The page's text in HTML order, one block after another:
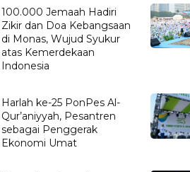
100.000 Jemaah Hadiri
Zikir dan Doa Kebangsaan
di Monas, Wujud Syukur
atas Kemerdekaan
Indonesia
Harlah ke-25 PonPes Al-
Qur’aniyyah, Pesantren
sebagai Penggerak
Ekonomi Umat